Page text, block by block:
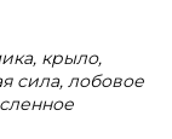
крыло,
сила, лобовое